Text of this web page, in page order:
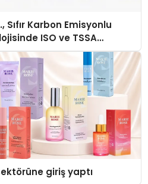
Karbon Emisyonlu
ISO ve TSSA
giriş yaptı